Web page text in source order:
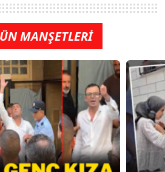
MANŞETLERİ